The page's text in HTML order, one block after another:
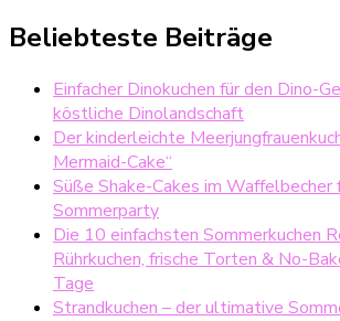
Beliebteste Beiträge
Einfacher Dinokuchen für den Dino-
köstliche Dinolandschaft
Der kinderleichte
Mermaid-Cake“
Süße Shake-Cakes im Waffelbecher
Sommerparty
Die 10 einfachsten Sommerkuchen
Rührkuchen, frische Torten & No-
Tage
Strandkuchen – der ultimative